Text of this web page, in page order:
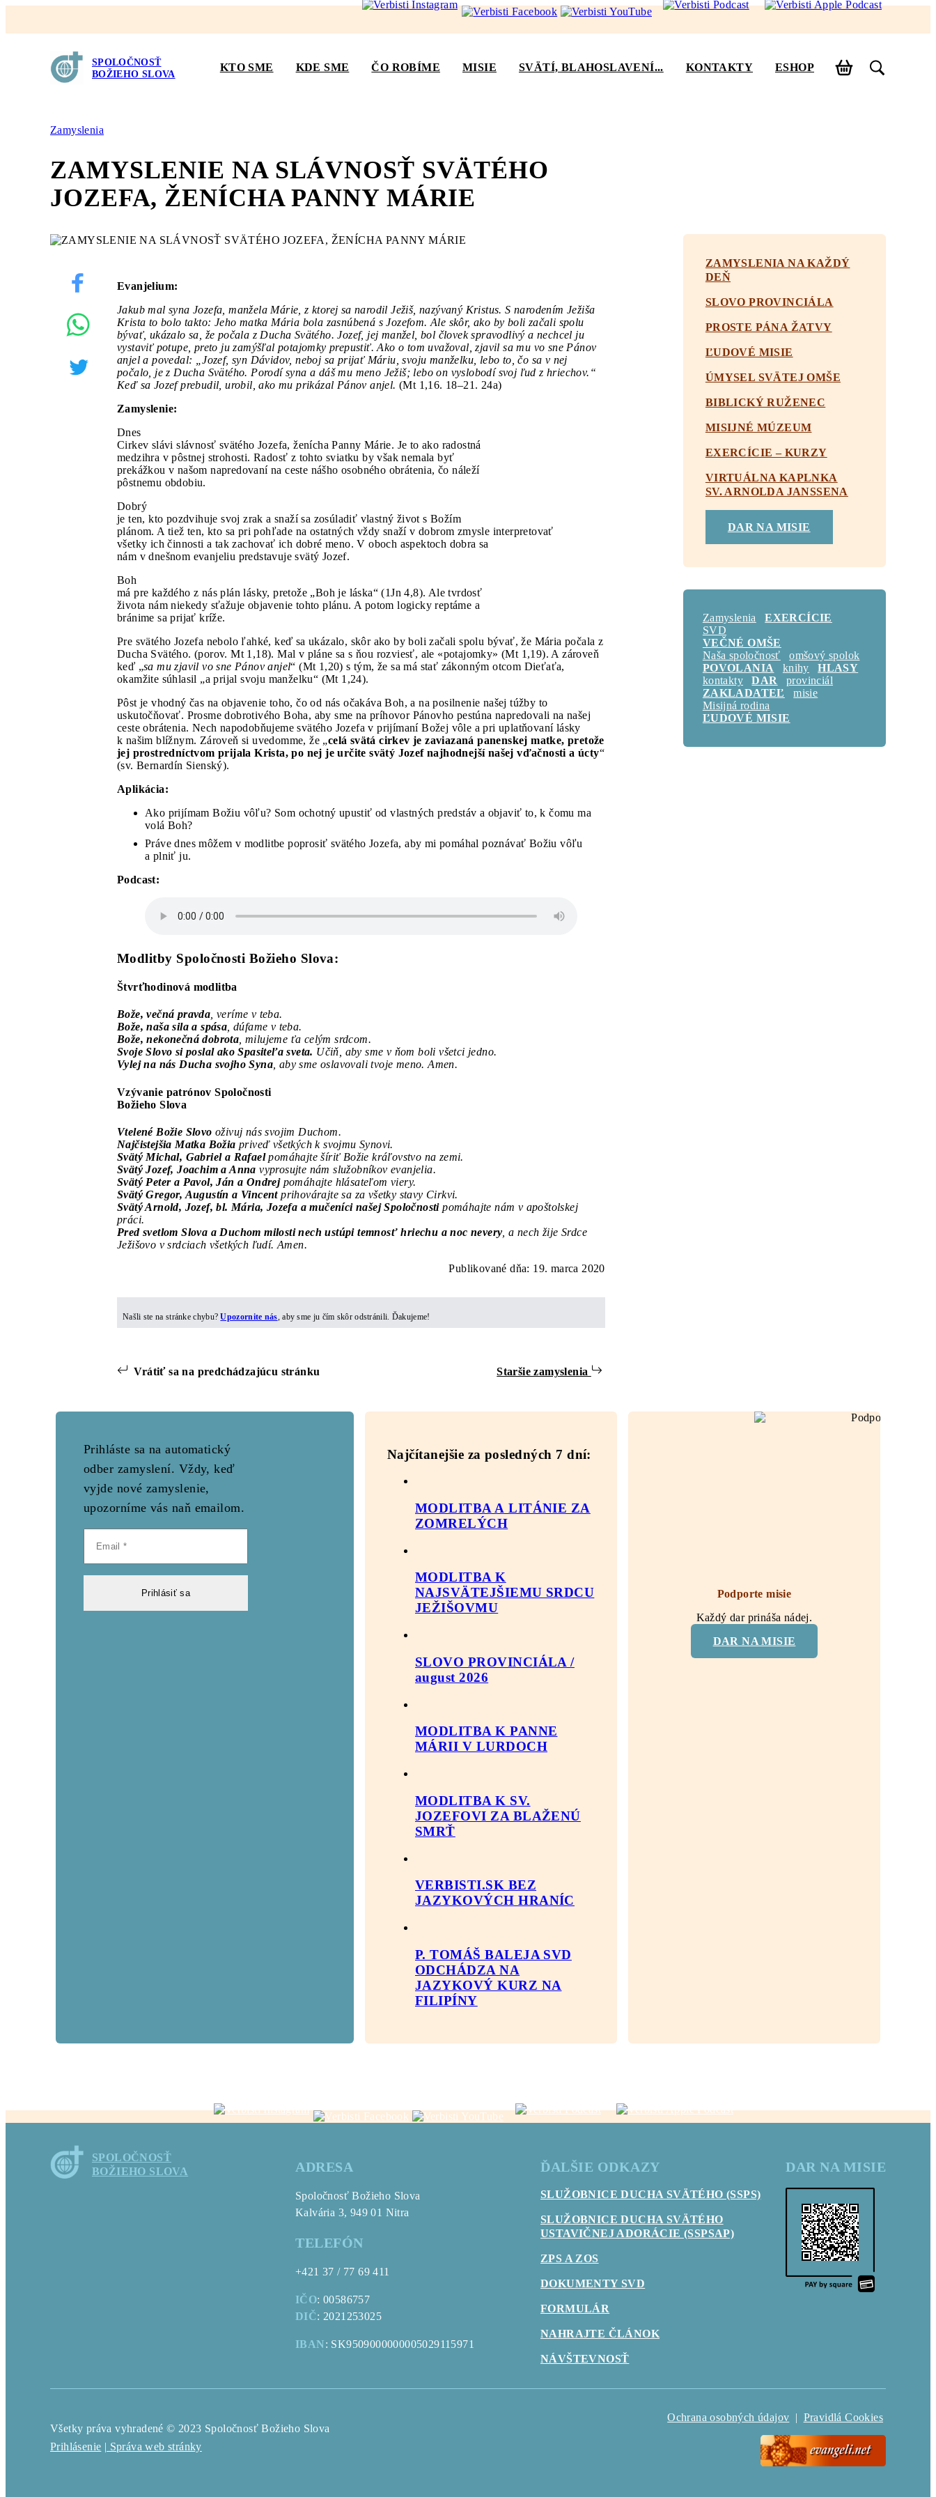
SPOLOČNOSŤ
BOŽIEHO SLOVA
KTO SME KDE SME ČO ROBÍME MISIE SVÄTÍ, BLAHOSLAVENÍ... KONTAKTY ESHOP
Zamyslenia
ZAMYSLENIE NA SLÁVNOSŤ SVÄTÉHO
JOZEFA, ŽENÍCHA PANNY MÁRIE
Evanjelium:
Jakub mal syna Jozefa, manžela Márie, z ktorej sa narodil Ježiš, nazývaný Kristus. S narodením Ježiša
Krista to bolo takto: Jeho matka Mária bola zasnúbená s Jozefom. Ale skôr, ako by boli začali spolu
bývať, ukázalo sa, že počala z Ducha Svätého. Jozef, jej manžel, bol človek spravodlivý a nechcel ju
vystaviť potupe, preto ju zamýšľal potajomky prepustiť. Ako o tom uvažoval, zjavil sa mu vo sne Pánov
anjel a povedal: „Jozef, syn Dávidov, neboj sa prijať Máriu, svoju manželku, lebo to, čo sa v nej
počalo, je z Ducha Svätého. Porodí syna a dáš mu meno Ježiš; lebo on vyslobodí svoj ľud z hriechov.“
Keď sa Jozef prebudil, urobil, ako mu prikázal Pánov anjel. (Mt 1,16. 18–21. 24a)
Zamyslenie:
Dnes
Cirkev slávi slávnosť svätého Jozefa, ženícha Panny Márie. Je to ako radostná
medzihra v pôstnej strohosti. Radosť z tohto sviatku by však nemala byť
prekážkou v našom napredovaní na ceste nášho osobného obrátenia, čo náleží
pôstnemu obdobiu.
Dobrý
je ten, kto pozdvihuje svoj zrak a snaží sa zosúladiť vlastný život s Božím
plánom. A tiež ten, kto sa pri pohľade na ostatných vždy snaží v dobrom zmysle interpretovať
všetky ich činnosti a tak zachovať ich dobré meno. V oboch aspektoch dobra sa
nám v dnešnom evanjeliu predstavuje svätý Jozef.
Boh
má pre každého z nás plán lásky, pretože „Boh je láska“ (1Jn 4,8). Ale tvrdosť
života nám niekedy sťažuje objavenie tohto plánu. A potom logicky reptáme a
bránime sa prijať kríže.
Pre svätého Jozefa nebolo ľahké, keď sa ukázalo, skôr ako by boli začali spolu bývať, že Mária počala z
Ducha Svätého. (porov. Mt 1,18). Mal v pláne sa s ňou rozviesť, ale «potajomky» (Mt 1,19). A zároveň
keď „sa mu zjavil vo sne Pánov anjel“ (Mt 1,20) s tým, že sa má stať zákonným otcom Dieťaťa,
okamžite súhlasil „a prijal svoju manželku“ (Mt 1,24).
Pôst je vhodný čas na objavenie toho, čo od nás očakáva Boh, a na posilnenie našej túžby to
uskutočňovať. Prosme dobrotivého Boha, aby sme na príhovor Pánovho pestúna napredovali na našej
ceste obrátenia. Nech napodobňujeme svätého Jozefa v prijímaní Božej vôle a pri uplatňovaní lásky
k našim blížnym. Zároveň si uvedomme, že „celá svätá cirkev je zaviazaná panenskej matke, pretože
jej prostredníctvom prijala Krista, po nej je určite svätý Jozef najhodnejší našej vďačnosti a úcty“
(sv. Bernardín Sienský).
Aplikácia:
Ako prijímam Božiu vôľu? Som ochotný upustiť od vlastných predstáv a objaviť to, k čomu ma
volá Boh?
Práve dnes môžem v modlitbe poprosiť svätého Jozefa, aby mi pomáhal poznávať Božiu vôľu
a plniť ju.
Podcast:
Modlitby Spoločnosti Božieho Slova:
Štvrťhodinová modlitba
Bože, večná pravda , veríme v teba.
Bože, naša sila a spása , dúfame v teba.
Bože, nekonečná dobrota , milujeme ťa celým srdcom.
Svoje Slovo si poslal ako Spasiteľa sveta. Učiň, aby sme v ňom boli všetci jedno.
Vylej na nás Ducha svojho Syna , aby sme oslavovali tvoje meno. Amen.
Vzývanie patrónov Spoločnosti
Božieho Slova
Vtelené Božie Slovo oživuj nás svojim Duchom.
Najčistejšia Matka Božia priveď všetkých k svojmu Synovi.
Svätý Michal, Gabriel a Rafaelpomáhajte šíriť Božie kráľovstvo na zemi.
Svätý Jozef, Joachim a Anna vyprosujte nám služobníkov evanjelia.
Svätý Peter a Pavol, Ján a Ondrejpomáhajte hlásateľom viery.
Svätý Gregor, Augustín a Vincentprihovárajte sa za všetky stavy Cirkvi.
Svätý Arnold, Jozef, bl. Mária, Jozefa a mučeníci našej Spoločnostipomáhajte nám v apoštolskej
práci.
Pred svetlom Slova a Duchom milosti nech ustúpi temnosť hriechu a noc nevery , a nech žije Srdce
Ježišovo v srdciach všetkých ľudí. Amen.
Publikované dňa: 19. marca 2020
Našli ste na stránke chybu?Upozornite nás, aby sme ju čím skôr odstránili. Ďakujeme!
Vrátiť sa na predchádzajúcu stránku Staršie zamyslenia
ZAMYSLENIA NA KAŽDÝ
DEŇ
SLOVO PROVINCIÁLA
PROSTE PÁNA ŽATVY
ĽUDOVÉ MISIE
ÚMYSEL SVÄTEJ OMŠE
BIBLICKÝ RUŽENEC
MISIJNÉ MÚZEUM
EXERCÍCIE – KURZY
VIRTUÁLNA KAPLNKA
SV. ARNOLDA JANSSENA
DAR NA MISIE
Zamyslenia
EXERCÍCIE
SVD
VEČNÉ OMŠE
Naša spoločnosť
omšový spolok
POVOLANIA
knihy
HLASY
kontakty
DAR
provinciál
ZAKLADATEĽ
misie
Misijná rodina
ĽUDOVÉ MISIE
Prihláste sa na automatický
odber zamyslení. Vždy, keď
vyjde nové zamyslenie,
upozorníme vás naň emailom.
Najčítanejšie za posledných 7 dní:
MODLITBA A LITÁNIE ZA
ZOMRELÝCH
MODLITBA K
NAJSVÄTEJŠIEMU SRDCU
JEŽIŠOVMU
SLOVO PROVINCIÁLA /
august 2026
MODLITBA K PANNE
MÁRII V LURDOCH
MODLITBA K SV.
JOZEFOVI ZA BLAŽENÚ
SMRŤ
VERBISTI.SK BEZ
JAZYKOVÝCH HRANÍC
P. TOMÁŠ BALEJA SVD
ODCHÁDZA NA
JAZYKOVÝ KURZ NA
FILIPÍNY
Podporte misie
Každý dar prináša nádej.
DAR NA MISIE
SPOLOČNOSŤ
BOŽIEHO SLOVA
ADRESA
Spoločnosť Božieho Slova
Kalvária 3, 949 01 Nitra
TELEFÓN
+421 37 / 77 69 411
IČO: 00586757
DIČ: 2021253025
IBAN: SK9509000000005029115971
ĎALŠIE ODKAZY
SLUŽOBNICE DUCHA SVÄTÉHO (SSPS)
SLUŽOBNICE DUCHA SVÄTÉHO
USTAVIČNEJ ADORÁCIE (SSPSAP)
ZPS A ZOS
DOKUMENTY SVD
FORMULÁR
NAHRAJTE ČLÁNOK
NÁVŠTEVNOSŤ
DAR NA MISIE
Všetky práva vyhradené © 2023 Spoločnosť Božieho Slova
Prihlásenie | Správa web stránky
Ochrana osobných údajov | Pravidlá Cookies